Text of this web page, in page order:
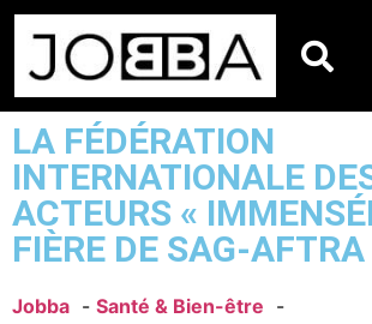
LA FÉDÉRATION
INTERNATIONALE
ACTEURS «
FIÈRE DE SAG-
Jobba
Santé & Bien-être